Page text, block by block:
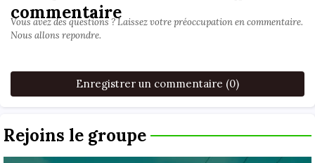
commentaire
Vous avez des questions ? Laissez votre préoccupation en commentaire.
Nous allons repondre.
Enregistrer un commentaire (0)
Rejoins le groupe